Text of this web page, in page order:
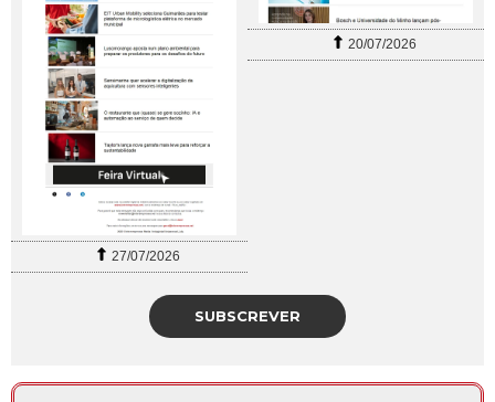
27/07/2026
20/07/2026
SUBSCREVER